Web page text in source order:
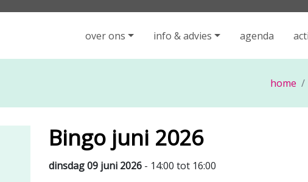
over ons info & advies agenda
home
Bingo juni 2026
dinsdag 09 juni 2026 - 14:00 tot 16:00